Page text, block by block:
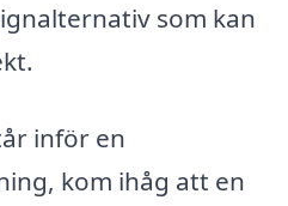
som kan
inför en
kom ihåg att en